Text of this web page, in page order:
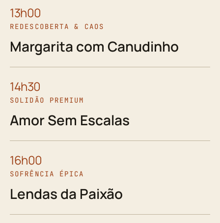
13h00
REDESCOBERTA & CAOS
Margarita com Canudinho
14h30
SOLIDÃO PREMIUM
Amor Sem Escalas
16h00
SOFRÊNCIA ÉPICA
Lendas da Paixão